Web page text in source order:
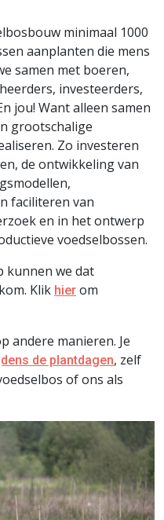
minimaal 1000
aanplanten die mens
samen met boeren,
investeerders,
jou! Want alleen samen
grootschalige
Zo investeren
de ontwikkeling van
faciliteren van
en in het ontwerp
voedselbossen.
kunnen we dat
Klik hier om
andere manieren. Je
de plantdagen, zelf
of ons als